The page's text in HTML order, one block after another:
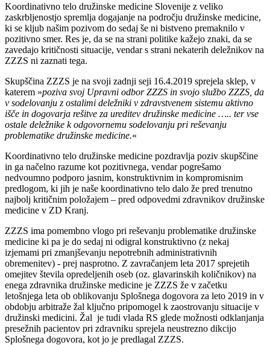
Koordinativno telo družinske medicine Slovenije z veliko
zaskrbljenostjo spremlja dogajanje na področju družinske medicine,
ki se kljub našim pozivom do sedaj še ni bistveno premaknilo v
pozitivno smer. Res je, da se na strani politike kažejo znaki, da se
zavedajo kritičnosti situacije, vendar s strani nekaterih deležnikov na
ZZZS ni zaznati tega.
Skupščina ZZZS je na svoji zadnji seji 16.4.2019 sprejela sklep, v
katerem »poziva svoj Upravni odbor ZZZS in svojo službo ZZZS, da
v sodelovanju z ostalimi deležniki v zdravstvenem sistemu aktivno
išče in dogovarja rešitve za ureditev družinske medicine ….. ter vse
ostale deležnike k odgovornemu sodelovanju pri reševanju
problematike družinske medicine.«
Koordinativno telo družinske medicine pozdravlja poziv skupščine
in ga načelno razume kot pozitivnega, vendar pogrešamo
nedvoumno podporo jasnim, konstruktivnim in kompromisnim
predlogom, ki jih je naše koordinativno telo dalo že pred trenutno
najbolj kritičnim položajem – pred odpovedmi zdravnikov družinske
medicine v ZD Kranj.
ZZZS ima pomembno vlogo pri reševanju problematike družinske
medicine ki pa je do sedaj ni odigral konstruktivno (z nekaj
izjemami pri zmanjševanju nepotrebnih administrativnih
obremenitev) - prej nasprotno. Z zavračanjem leta 2017 sprejetih
omejitev števila opredeljenih oseb (oz. glavarinskih količnikov) na
enega zdravnika družinske medicine je ZZZS že v začetku
letošnjega leta ob oblikovanju Splošnega dogovora za leto 2019 in v
obdobju arbitraže žal ključno pripomogel k zaostrovanju situacije v
družinski medicini. Žal je tudi vlada RS glede možnosti odklanjanja
presežnih pacientov pri zdravniku sprejela neustrezno dikcijo
Splošnega dogovora, kot jo je predlagal ZZZS.